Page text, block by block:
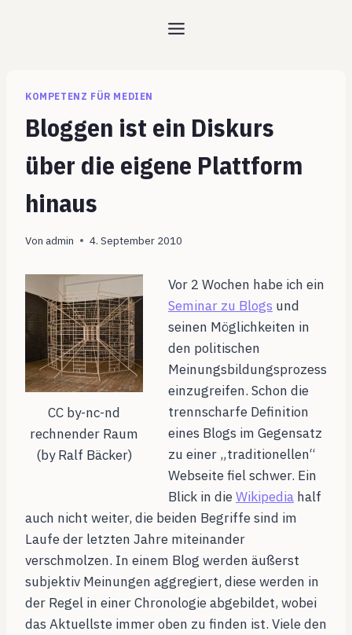
KOMPETENZ FÜR MEDIEN
Bloggen ist ein Diskurs
über die eigene Plattform
hinaus
Von admin 4. September 2010
CC by-nc-nd
rechnender Raum
(by Ralf Bäcker)
Vor 2 Wochen habe ich ein
Seminar zu Blogs und
seinen Möglichkeiten in
den politischen
Meinungsbildungsprozess
einzugreifen. Schon die
trennscharfe Definition
eines Blogs im Gegensatz
zu einer „traditionellen“
Webseite fiel schwer. Ein
Blick in dieWikipedia half
auch nicht weiter, die beiden Begriffe sind im
Laufe der letzten Jahre miteinander
verschmolzen. In einem Blog werden äußerst
subjektiv Meinungen aggregiert, diese werden in
der Regel in einer Chronologie abgebildet, wobei
das Aktuellste immer oben zu finden ist. Viele den